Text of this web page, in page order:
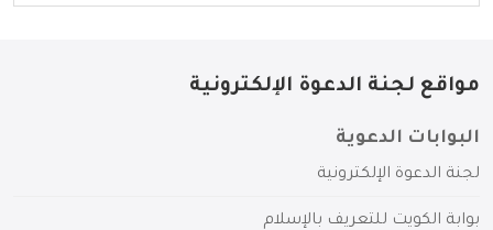
مواقع لجنة الدعوة الإلكترونية
البوابات الدعوية
لجنة الدعوة الإلكترونية
بوابة الكويت للتعريف بالإسلام